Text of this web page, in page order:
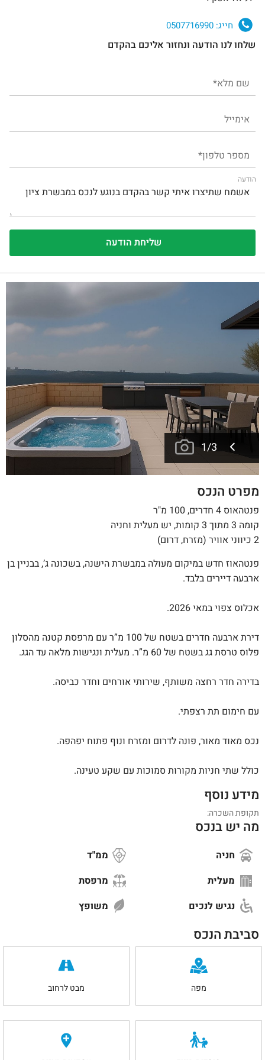
חייג:
שלחו לנו הודעה ונחזור אליכם בהקדם
הודעה
1/3
מפרט הנכס
פנטהאוס 4 חדרים, 100 מ"ר
קומה 3 מתוך 3 קומות, יש מעלית וחניה
2 כיווני אוויר (מזרח, דרום)
פנטהאוז חדש במיקום מעולה במבשרת הישנה, בשכונה ג’, בבניין בן
ארבעה דיירים בלבד.
אכלוס צפוי במאי 2026.
דירת ארבעה חדרים בשטח של 100 מ”ר עם מרפסת קטנה מהסלון
פלוס טרסת גג בשטח של 60 מ”ר. מעלית ונגישות מלאה עד הגג.
בדירה חדר רחצה משותף, שירותי אורחים וחדר כביסה.
עם חימום תת רצפתי.
נכס מאוד מאור, פונה לדרום ומזרח ונוף פתוח יפהפה.
כולל שתי חניות מקורות סמוכות עם שקע טעינה.
מידע נוסף
תקופת השכרה:
מה יש בנכס
חניה
ממ"ד
מעלית
מרפסת
נגיש לנכים
משופץ
סביבת הנכס
מפה מבט לרחוב